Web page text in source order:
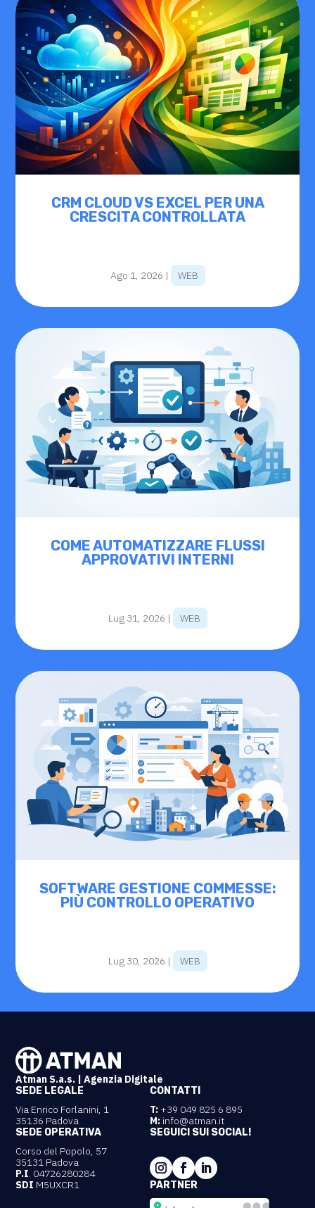
CRM CLOUD VS EXCEL PER UNA
CRESCITA CONTROLLATA
Ago 1, 2026 | WEB
COME AUTOMATIZZARE FLUSSI
APPROVATIVI INTERNI
Lug 31, 2026 | WEB
SOFTWARE GESTIONE COMMESSE:
PIÙ CONTROLLO OPERATIVO
Lug 30, 2026 | WEB
Atman S.a.s. | Agenzia Digitale
SEDE LEGALE
Via Enrico Forlanini, 1
35136 Padova
SEDE OPERATIVA
Corso del Popolo, 57
35131 Padova
P.I. 04726280284
SDI M5UXCR1
CONTATTI
T: +39 049 825 6 895
M: info@atman.it
SEGUICI SUI SOCIAL!
PARTNER